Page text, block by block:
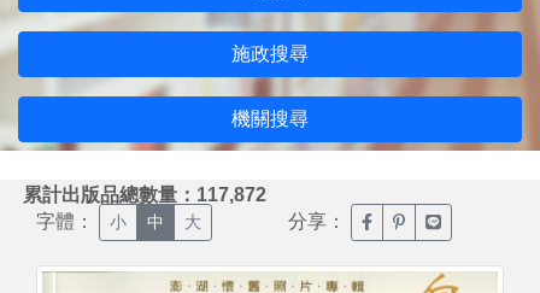
施政搜尋
機關搜尋
累計出版品總數量：117,872
字體： 小 中 大 分享： 臉書分享(另開新視窗)
噗浪分享(另開新
Line分享(另